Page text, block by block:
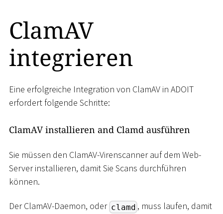
ClamAV
integrieren
Eine erfolgreiche Integration von ClamAV in ADOIT
erfordert folgende Schritte:
ClamAV installieren and Clamd ausführen
Sie müssen den ClamAV-Virenscanner auf dem Web-
Server installieren, damit Sie Scans durchführen
können.
Der ClamAV-Daemon, oder clamd , muss laufen, damit